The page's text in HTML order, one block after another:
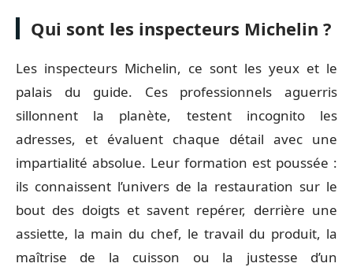
Qui sont les inspecteurs Michelin ?
Les inspecteurs Michelin, ce sont les yeux et le
palais du guide. Ces professionnels aguerris
sillonnent la planète, testent incognito les
adresses, et évaluent chaque détail avec une
impartialité absolue. Leur formation est poussée :
ils connaissent l’univers de la restauration sur le
bout des doigts et savent repérer, derrière une
assiette, la main du chef, le travail du produit, la
maîtrise de la cuisson ou la justesse d’un